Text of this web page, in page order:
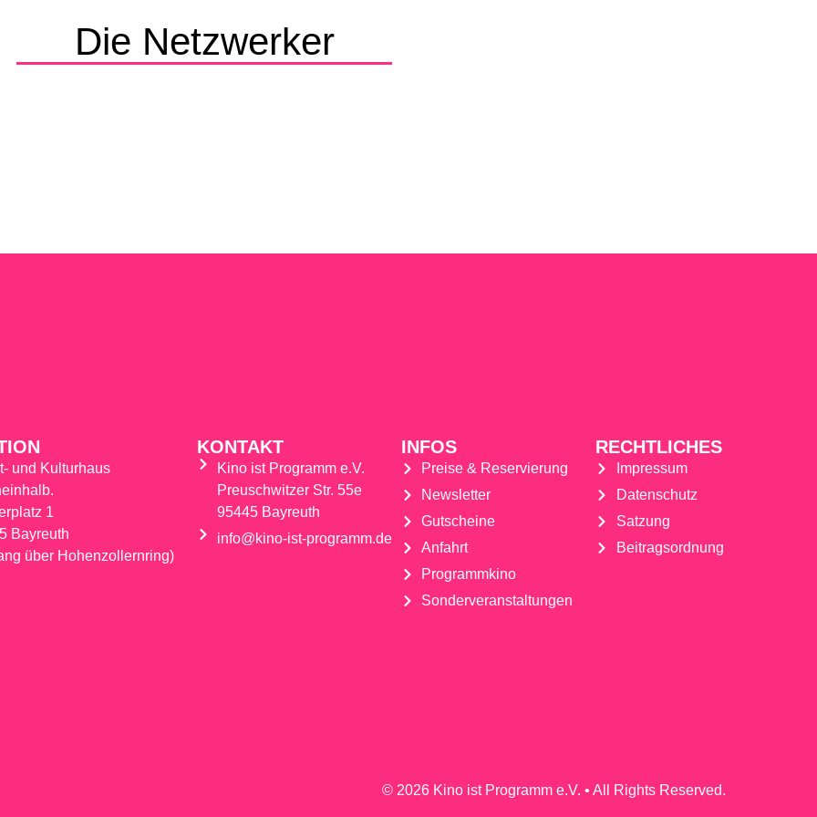
Die Netzwerker
und Kulturhaus
1
Bayreuth
über Hohenzollernring)
KONTAKT
Kino ist Programm e.V.
Preuschwitzer Str. 55e
95445 Bayreuth
info@kino-ist-programm.de
INFOS
Preise & Reservierung
Newsletter
Gutscheine
Anfahrt
Programmkino
Sonderveranstaltungen
RECHTLICHES
Impressum
Datenschutz
Satzung
Beitragsordnung
© 2026 Kino ist Programm e.V. • All Rights Reserved.